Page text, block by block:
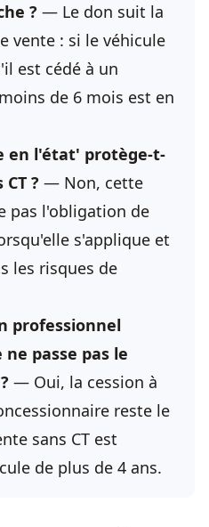
? — Le don suit la
vente : si le véhicule
est cédé à un
de 6 mois est en
en l'état' protège-t-
? — Non, cette
pas l'obligation de
s'applique et
les risques de
professionnel
passe pas le
— Oui, la cession à
reste le
sans CT est
de plus de 4 ans.